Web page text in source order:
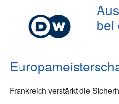
bei
Frankreich verstärkt die